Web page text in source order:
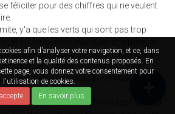
afin d'analyser votre navigation, et ce, dans
et la qualité des contenus proposés. En
page, vous donnez votre consentement pour
l'utilisation de cookies.
En savoir plus
féliciter pour des chiffres qui ne veulent
y'a que les verts qui sont pas trop
des régions serait fortement ralenti
n'est ni une bonne, ni une mauvaise
Il ont d'ailleurs fait de bons scores.
ce qui fait peur, c'est le FN, qui est arrivé à